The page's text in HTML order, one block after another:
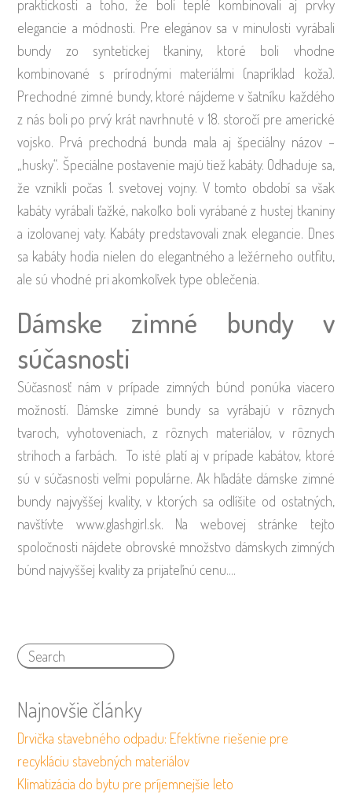
praktickosti a toho, že boli teplé kombinovali aj prvky
elegancie a módnosti. Pre elegánov sa v minulosti vyrábali
bundy zo syntetickej tkaniny, ktoré boli vhodne
kombinované s prírodnými materiálmi (napríklad koža).
Prechodné zimné bundy, ktoré nájdeme v šatníku každého
z nás boli po prvý krát navrhnuté v 18. storočí pre americké
vojsko. Prvá prechodná bunda mala aj špeciálny názov –
„husky“. Špeciálne postavenie majú tiež kabáty. Odhaduje sa,
že vznikli počas 1. svetovej vojny. V tomto období sa však
kabáty vyrábali ťažké, nakoľko boli vyrábané z hustej tkaniny
a izolovanej vaty. Kabáty predstavovali znak elegancie. Dnes
sa kabáty hodia nielen do elegantného a ležérneho outfitu,
ale sú vhodné pri akomkoľvek type oblečenia.
Dámske zimné bundy v
súčasnosti
Súčasnosť nám v prípade zimných búnd ponúka viacero
možností. Dámske zimné bundy sa vyrábajú v rôznych
tvaroch, vyhotoveniach, z rôznych materiálov, v rôznych
strihoch a farbách. To isté platí aj v prípade kabátov, ktoré
sú v súčasnosti veľmi populárne. Ak hľadáte dámske zimné
bundy najvyššej kvality, v ktorých sa odlíšite od ostatných,
navštívte www.glashgirl.sk. Na webovej stránke tejto
spoločnosti nájdete obrovské množstvo dámskych zimných
búnd najvyššej kvality za prijateľnú cenu.…
Najnovšie články
Drvička stavebného odpadu: Efektívne riešenie pre
recykláciu stavebných materiálov
Klimatizácia do bytu pre príjemnejšie leto